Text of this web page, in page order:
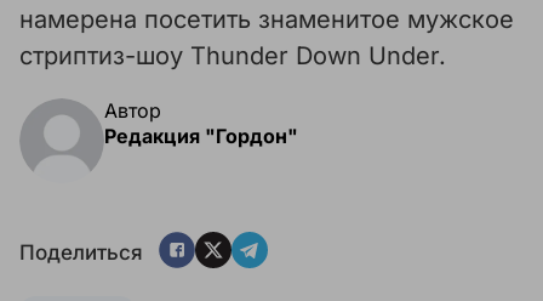
намерена посетить знаменитое мужское
стриптиз-шоу Thunder Down Under.
Автор
Редакция "Гордон"
Поделиться